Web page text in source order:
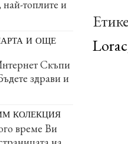
Lorac
най-топлите и
И ОЩЕ
Скъпи
здрави и
КОЛЕКЦИЯ
време Ви